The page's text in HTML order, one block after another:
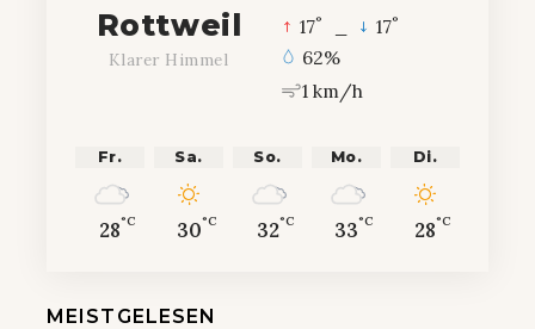
Rottweil
Klarer Himmel
17° 17°
62%
1 km/h
Fr.
28°C
Sa.
30°C
So.
32°C
Mo.
33°C
Di.
28°C
MEISTGELESEN